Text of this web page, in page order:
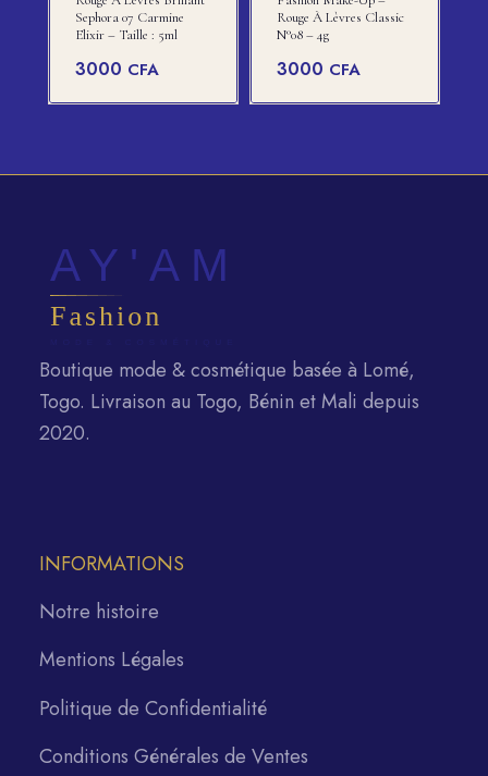
Sephora 07 Carmine
Elixir – Taille : 5ml
3000 CFA
Rouge À Lèvres Classic
N°08 – 4g
3000 CFA
Boutique mode & cosmétique basée à Lomé,
Togo. Livraison au Togo, Bénin et Mali depuis
2020.
INFORMATIONS
Notre histoire
Mentions Légales
Politique de Confidentialité
Conditions Générales de Ventes